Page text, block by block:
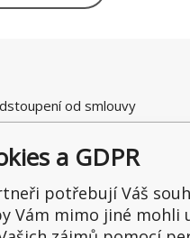
od smlouvy
prodejna
a GDPR
potřebují Váš
Vám mimo jiné mohli